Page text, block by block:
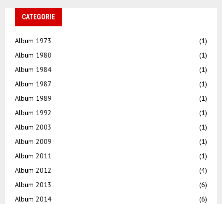
CATEGORIE
Album 1973
(1)
Album 1980
(1)
Album 1984
(1)
Album 1987
(1)
Album 1989
(1)
Album 1992
(1)
Album 2003
(1)
Album 2009
(1)
Album 2011
(1)
Album 2012
(4)
Album 2013
(6)
Album 2014
(6)